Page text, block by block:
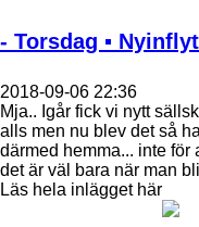
- Torsdag ▪
2018-09-06 22:36
Mja.. Igår fick vi nytt
alls men nu blev det så
därmed hemma... inte för
det är väl bara när man
Läs hela inlägget här